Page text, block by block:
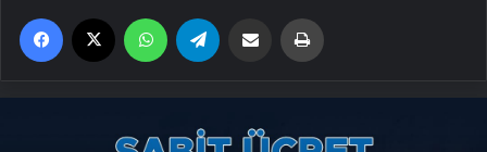
Facebook WhatsApp Email'den paylaş